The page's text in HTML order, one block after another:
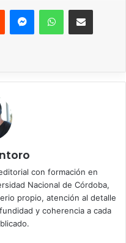
Reddit MessengerWhatsAppCompartir vía correo
con formación en
Nacional de Córdoba,
propio, atención al detalle
y coherencia a cada